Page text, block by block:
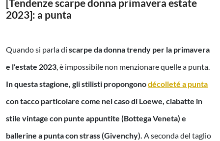
[Tendenze scarpe donna primavera estate
2023]: a punta
Quando si parla di scarpe da donna trendy per la primavera
e l’estate 2023, è impossibile non menzionare quelle a punta.
In questa stagione, gli stilisti propongonodécolleté a punta
con tacco particolare come nel caso di Loewe, ciabatte in
stile vintage con punte appuntite (Bottega Veneta) e
ballerine a punta con strass (Givenchy). A seconda del taglio